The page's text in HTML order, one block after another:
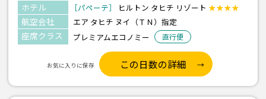
ホテル ［パペーテ］ ヒルトン タヒチ リゾート ★★★★
航空会社 エア タヒチ ヌイ（ＴＮ）指定
座席クラス プレミアムエコノミー 直行便
お気に入りに保存 この日数の詳細